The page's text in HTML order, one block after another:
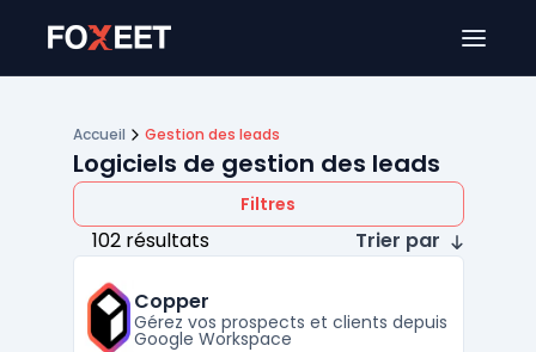
Accueil Gestion des leads
Logiciels de gestion des leads
Filtres
102 résultats Trier par
Copper
Gérez vos prospects et clients depuis
Google Workspace